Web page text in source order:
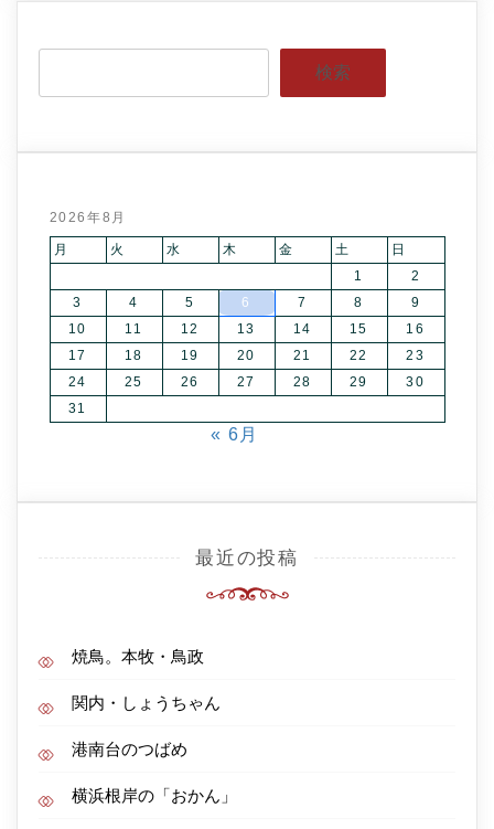
検索
2026年8月
月 火 水 木 金 土
日
1
2
3
4 5 6 7 8
9
10
11 12 13 14 15
16
17
18 19 20 21 22
23
24
25 26 27 28 29
30
31
« 6月
最近の投稿
焼鳥。本牧・鳥政
関内・しょうちゃん
港南台のつばめ
横浜根岸の「おかん」